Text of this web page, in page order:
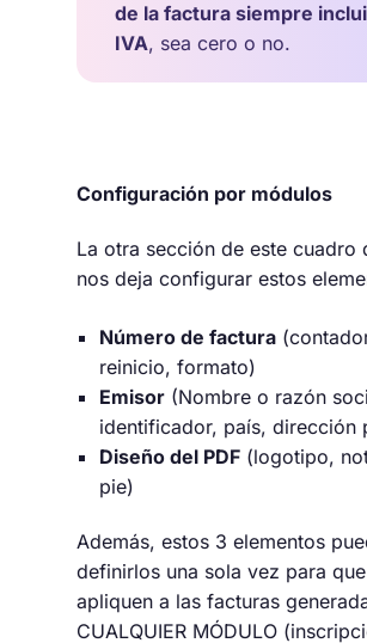
de la factura siempre
IVA, sea cero o no.
Configuración por módulos
La otra sección de este cuadro
nos deja configurar estos
Número de factura
reinicio, formato)
Emisor (Nombre o razón
identificador, país, dirección
Diseño del PDF (logotipo,
pie)
Además, estos 3 elementos
definirlos una sola vez para
apliquen a las facturas
CUALQUIER MÓDULO